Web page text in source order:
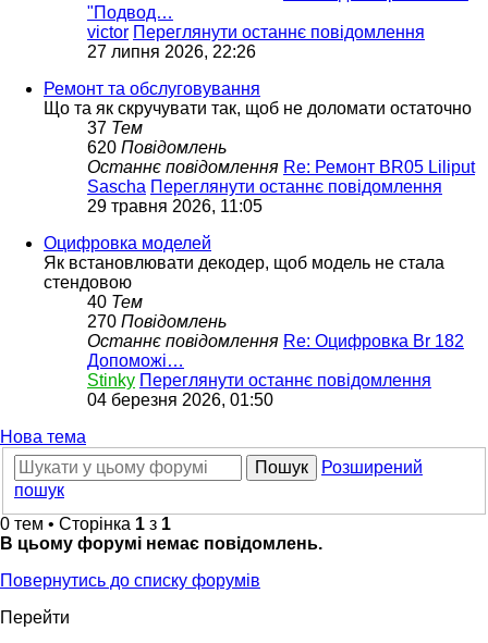
"Подвод…
victor Переглянути останнє повідомлення
27 липня 2026, 22:26
Ремонт та обслуговування
Що та як скручувати так, щоб не доломати остаточно
37 Тем
620 Повідомлень
Останнє повідомлення Re: Ремонт BR05 Liliput
Sascha Переглянути останнє повідомлення
29 травня 2026, 11:05
Оцифровка моделей
Як встановлювати декодер, щоб модель не стала
стендовою
40 Тем
270 Повідомлень
Останнє повідомлення Re: Оцифровка Br 182
Допоможі…
Stinky Переглянути останнє повідомлення
04 березня 2026, 01:50
Нова тема
Пошук
Розширений
пошук
0 тем • Сторінка 1 з 1
В цьому форумі немає повідомлень.
Повернутись до списку форумів
Перейти